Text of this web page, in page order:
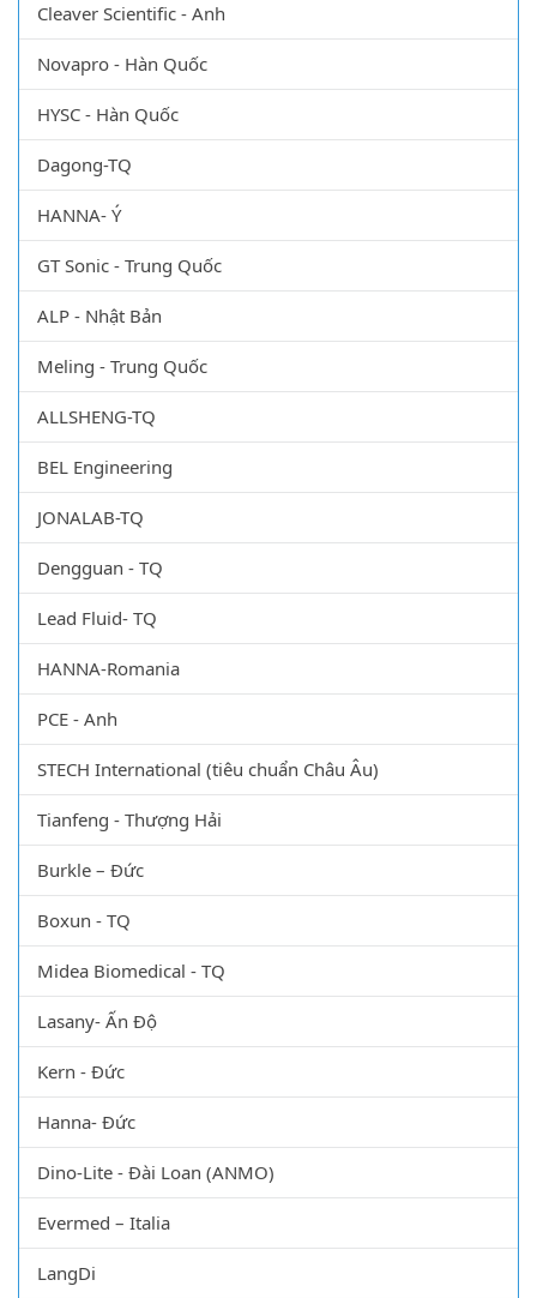
Cleaver Scientific - Anh
Novapro - Hàn Quốc
HYSC - Hàn Quốc
Dagong-TQ
HANNA- Ý
GT Sonic - Trung Quốc
ALP - Nhật Bản
Meling - Trung Quốc
ALLSHENG-TQ
BEL Engineering
JONALAB-TQ
Dengguan - TQ
Lead Fluid- TQ
HANNA-Romania
PCE - Anh
STECH International (tiêu chuẩn Châu Âu)
Tianfeng - Thượng Hải
Burkle – Đức
Boxun - TQ
Midea Biomedical - TQ
Lasany- Ấn Độ
Kern - Đức
Hanna- Đức
Dino-Lite - Đài Loan (ANMO)
Evermed – Italia
LangDi